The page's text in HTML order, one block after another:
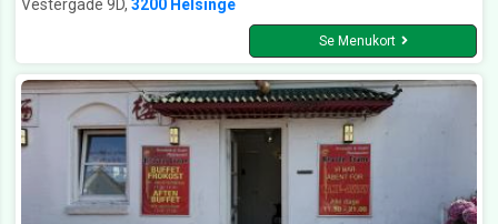
Vestergade 9D, 3200 Helsinge
Se Menukort